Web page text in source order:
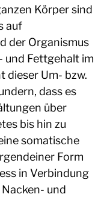
Körper sind
auf
der Organismus
und Fettgehalt im
dieser Um- bzw.
dass es
über
bis hin zu
somatische
Form
in Verbindung
und